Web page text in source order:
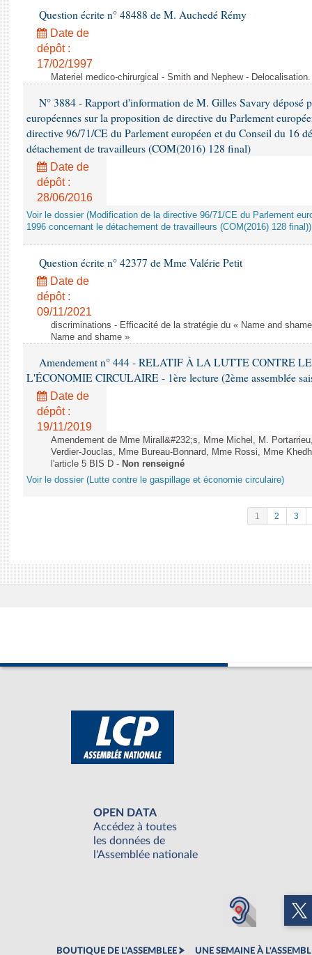
Question écrite n° 48488 de M. Auchedé Rémy
Date de
dépôt :
17/02/1997
Materiel medico-chirurgical - Smith and Nephew -
N° 3884 - Rapport d'information de M. Gilles Savary déposé
européennes sur la proposition de directive du Parlement
directive 96/71/CE du Parlement européen et du Conseil du 16
détachement de travailleurs (COM(2016) 128 final)
Date de
dépôt :
28/06/2016
Voir le dossier (Modification de la directive 96/71/CE du Parlement
1996 concernant le détachement de travailleurs (COM(2016) 128 final))
Question écrite n° 42377 de Mme Valérie Petit
Date de
dépôt :
09/11/2021
discriminations - Efficacité de la stratégie du « Name and
Name and shame »
Amendement n° 444 - RELATIF À LA LUTTE CONTRE
L'ÉCONOMIE CIRCULAIRE - 1ère lecture (2ème assemblée
Date de
dépôt :
19/11/2019
Amendement de Mme Mirall&#232;s, Mme Michel, M.
Verdier-Jouclas, Mme Bureau-Bonnard, Mme Rossi, Mme
l'article 5 BIS D - Non renseigné
Voir le dossier (Lutte contre le gaspillage et économie circulaire)
1 2 3
OPEN DATA
Accédez à toutes
les données de
l'Assemblée nationale
BOUTIQUE DE L'ASSEMBLEE UNE SEMAINE À